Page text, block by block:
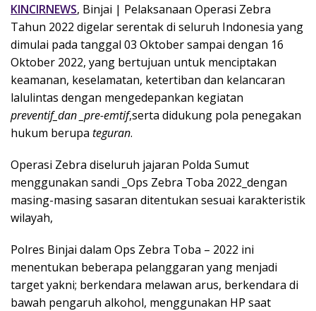
KINCIRNEWS, Binjai | Pelaksanaan Operasi Zebra
Tahun 2022 digelar serentak di seluruh Indonesia yang
dimulai pada tanggal 03 Oktober sampai dengan 16
Oktober 2022, yang bertujuan untuk menciptakan
keamanan, keselamatan, ketertiban dan kelancaran
lalulintas dengan mengedepankan kegiatan
preventif_dan _pre-emtif,serta didukung pola penegakan
hukum berupa teguran.
Operasi Zebra diseluruh jajaran Polda Sumut
menggunakan sandi _Ops Zebra Toba 2022_dengan
masing-masing sasaran ditentukan sesuai karakteristik
wilayah,
Polres Binjai dalam Ops Zebra Toba – 2022 ini
menentukan beberapa pelanggaran yang menjadi
target yakni; berkendara melawan arus, berkendara di
bawah pengaruh alkohol, menggunakan HP saat